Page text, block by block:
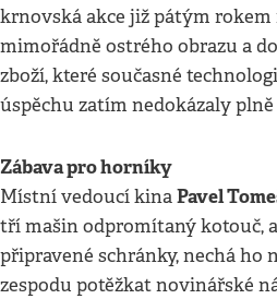
krnovská akce již pátým
mimořádně ostrého obrazu a
zboží, které současné
úspěchu zatím nedokázaly
Zábava pro horníky
Místní vedoucí kinaPavel
tří mašin odpromítaný kotouč,
připravené schránky, nechá ho
zespodu potěžkat novinářské